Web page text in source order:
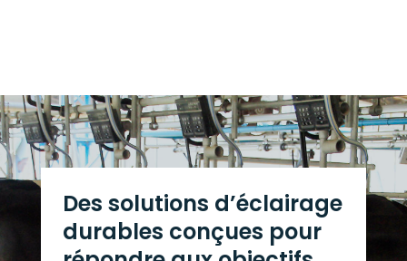
Des solutions d’éclairage
durables conçues pour